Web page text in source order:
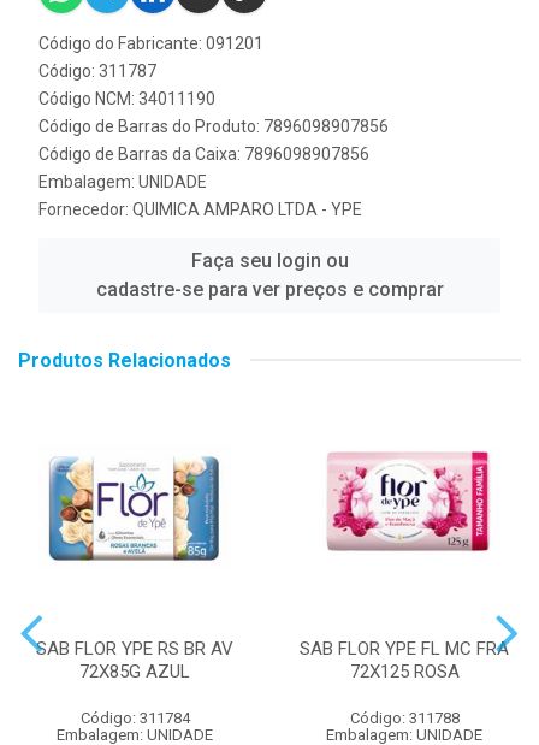
Código do Fabricante: 091201
Código: 311787
Código NCM: 34011190
Código de Barras do Produto: 7896098907856
Código de Barras da Caixa: 7896098907856
Embalagem: UNIDADE
Fornecedor: QUIMICA AMPARO LTDA - YPE
Faça seu login ou
cadastre-se para ver preços e comprar
Produtos Relacionados
SAB FLOR YPE RS BR AV
72X85G AZUL
Código: 311784
Embalagem: UNIDADE
SAB FLOR YPE FL MC FRA
72X125 ROSA
Código: 311788
Embalagem: UNIDADE